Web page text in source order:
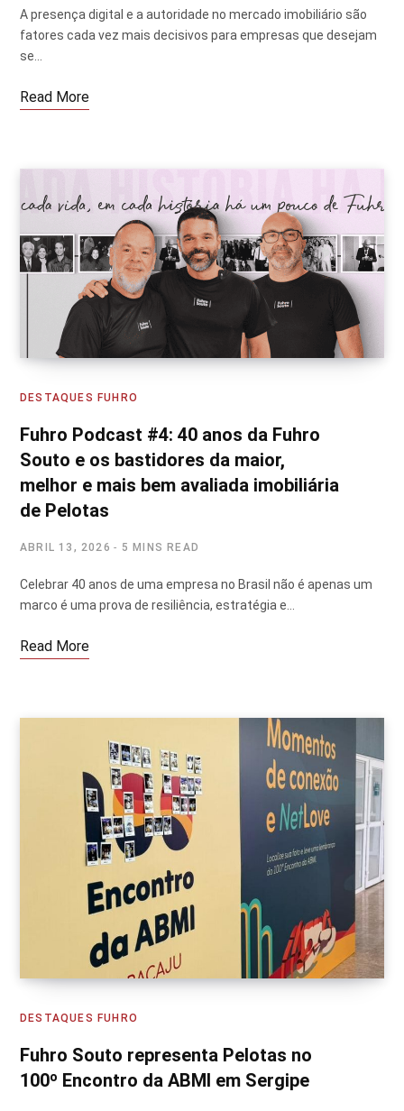
A presença digital e a autoridade no mercado imobiliário são
fatores cada vez mais decisivos para empresas que desejam
se…
Read More
DESTAQUES FUHRO
Fuhro Podcast #4: 40 anos da Fuhro
Souto e os bastidores da maior,
melhor e mais bem avaliada imobiliária
de Pelotas
ABRIL 13, 2026 5 MINS READ
Celebrar 40 anos de uma empresa no Brasil não é apenas um
marco é uma prova de resiliência, estratégia e…
Read More
DESTAQUES FUHRO
Fuhro Souto representa Pelotas no
100º Encontro da ABMI em Sergipe